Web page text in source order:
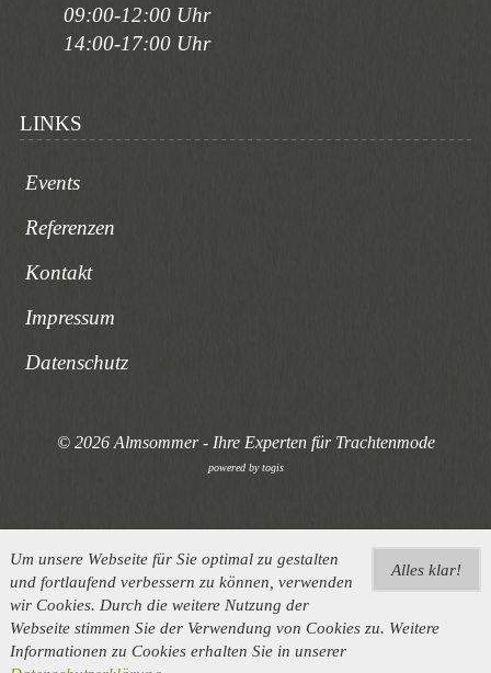
09:00-12:00 Uhr
14:00-17:00 Uhr
LINKS
Events
Referenzen
Kontakt
Impressum
Datenschutz
© 2026 Almsommer - Ihre Experten für Trachtenmode
powered bytogis
Alles klar!
Um unsere Webseite für Sie optimal zu gestalten
und fortlaufend verbessern zu können, verwenden
wir Cookies. Durch die weitere Nutzung der
Webseite stimmen Sie der Verwendung von Cookies zu. Weitere
Informationen zu Cookies erhalten Sie in unserer